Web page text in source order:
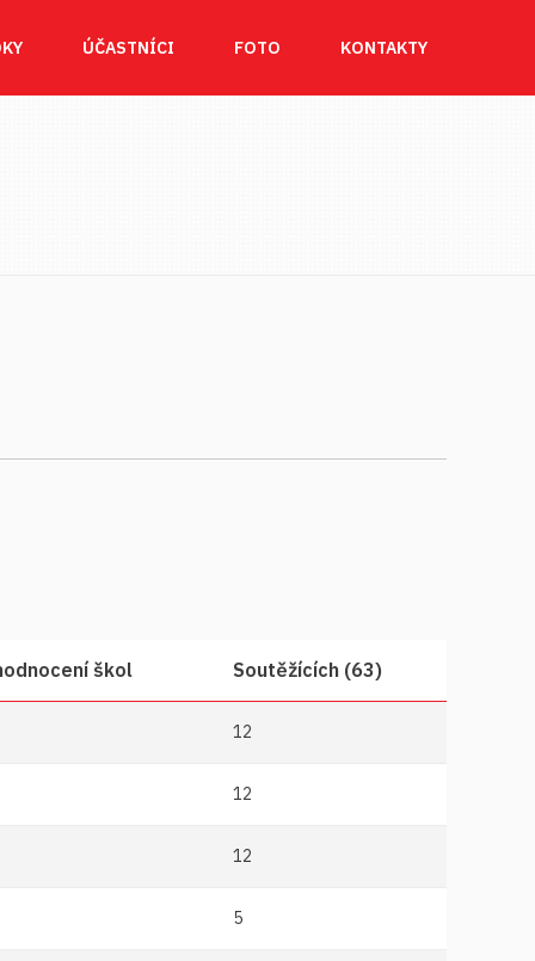
ÚČASTNÍCI FOTO KONTAKTY
škol Soutěžících (63)
12
12
12
5